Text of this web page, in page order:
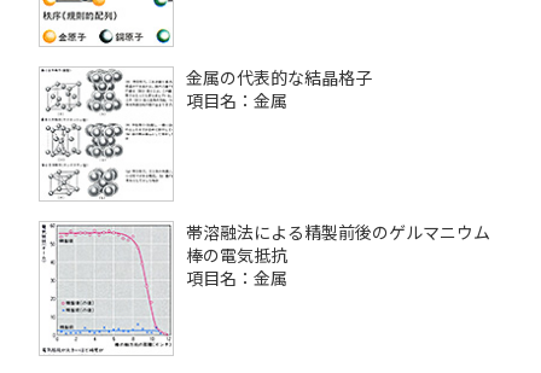
金属の代表的な結晶格子
項目名：金属
帯溶融法による精製前後のゲルマニウム
棒の電気抵抗
項目名：金属